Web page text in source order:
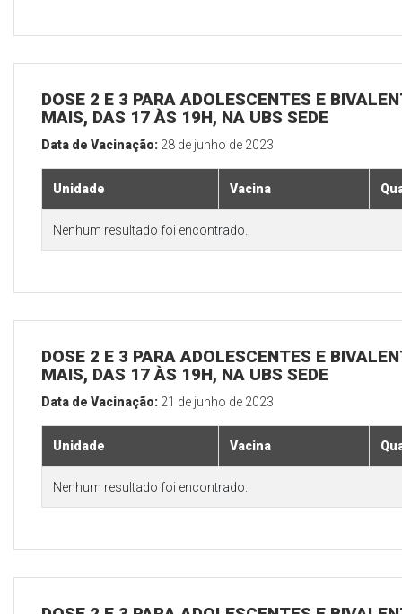
DOSE 2 E 3 PARA ADOLESCENTES E
MAIS, DAS 17 ÀS 19H, NA UBS SEDE
Data de Vacinação: 28 de junho de 2023
Unidade Vacina
Nenhum resultado foi encontrado.
DOSE 2 E 3 PARA ADOLESCENTES E
MAIS, DAS 17 ÀS 19H, NA UBS SEDE
Data de Vacinação: 21 de junho de 2023
Unidade Vacina
Nenhum resultado foi encontrado.